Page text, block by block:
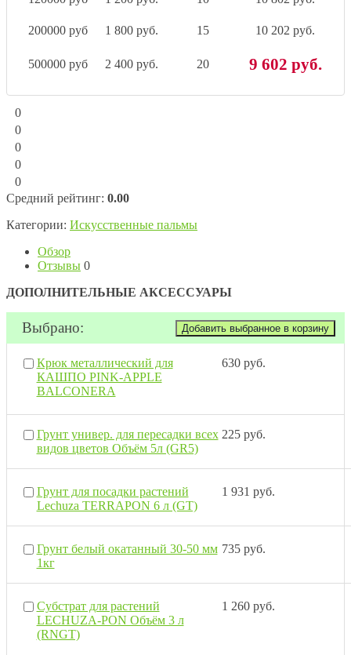
200000 руб 1 800 руб. 15 10 202 руб.
500000 руб 2 400 руб. 20 9 602 руб.
0
0
0
0
0
Средний рейтинг: 0.00
Категории: Искусственные пальмы
Обзор
Отзывы 0
ДОПОЛНИТЕЛЬНЫЕ АКСЕССУАРЫ
Выбрано:
Крюк металлический для
КАШПО PINK-APPLE
BALCONERA
630 руб.
Грунт универ. для пересадки всех
видов цветов Объём 5л (GR5)
225 руб.
Грунт для посадки растений
Lechuza TERRAPON 6 л (GT)
1 931 руб.
Грунт белый окатанный 30-50 мм
1кг
735 руб.
Субстрат для растений
LECHUZA-PON Объём 3 л
(RNGT)
1 260 руб.